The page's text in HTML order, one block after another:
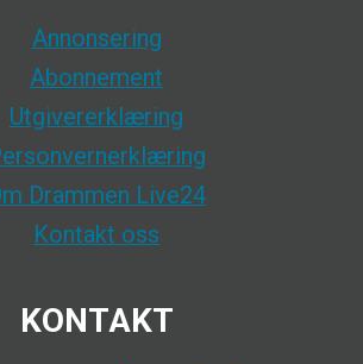
Annonsering
Abonnement
Utgivererklæring
Drammen Live24
Kontakt oss
KONTAKT